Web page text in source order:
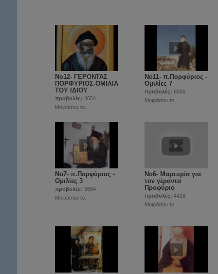
Νο12- ΓΕΡΟΝΤΑΣ
ΠΟΡΦΥΡΙΟΣ-ΟΜΙΛΙΑ
ΤΟΥ ΙΔΙΟΥ
προβολές: 3654
Μοιράσου το..
Νο11- π.Πορφύριος -
Ομιλίες 7
προβολές: 6006
Μοιράσου το..
Νο7- π.Πορφύριος -
Ομιλίες 3
προβολές: 3684
Μοιράσου το..
Νο6- Μαρτυρία για
τον γέροντα
Προφύριο
προβολές: 4428
Μοιράσου το..